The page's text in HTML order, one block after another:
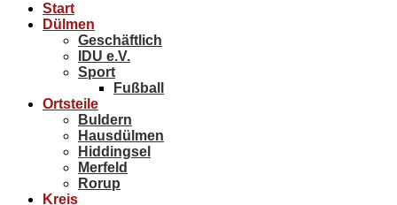
Start
Dülmen
Geschäftlich
IDU e.V.
Sport
Fußball
Ortsteile
Buldern
Hausdülmen
Hiddingsel
Merfeld
Rorup
Kreis